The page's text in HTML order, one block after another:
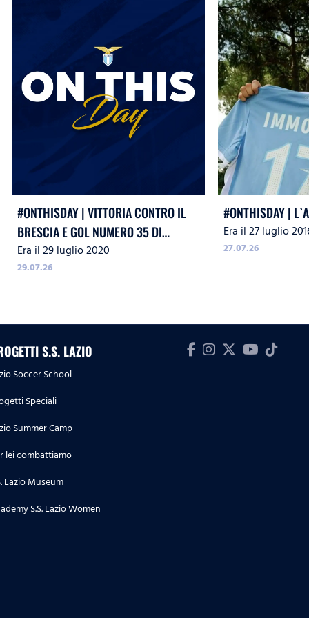
#ONTHISDAY | VITTORIA CONTRO IL
BRESCIA E GOL NUMERO 35 DI
IMMOBILE
Era il 29 luglio 2020
29.07.26
#ONTHISDAY |
Era il 27 luglio
27.07.26
S.S. LAZIO
Soccer School
Speciali
Summer Camp
lei combattiamo
Lazio Museum
S.S. Lazio Women